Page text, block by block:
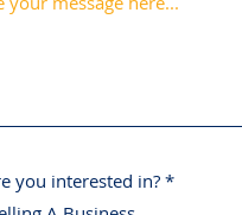
you interested in?*O